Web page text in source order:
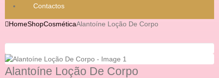
Contactos
HomeShopCosméticaAlantoíne Loção De Corpo
Alantoíne Loção De Corpo